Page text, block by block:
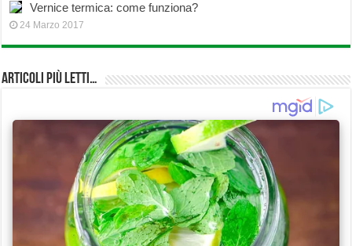
Vernice termica: come funziona?
24 Marzo 2017
Articoli più Letti…